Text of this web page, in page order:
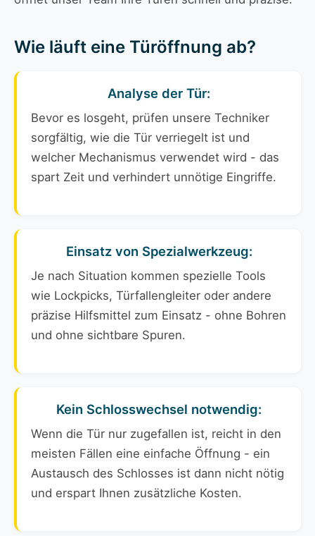
Wie läuft eine Türöffnung ab?
Analyse der Tür:
Bevor es losgeht, prüfen unsere Techniker
sorgfältig, wie die Tür verriegelt ist und
welcher Mechanismus verwendet wird - das
spart Zeit und verhindert unnötige Eingriffe.
Einsatz von Spezialwerkzeug:
Je nach Situation kommen spezielle Tools
wie Lockpicks, Türfallengleiter oder andere
präzise Hilfsmittel zum Einsatz - ohne Bohren
und ohne sichtbare Spuren.
Kein Schlosswechsel notwendig:
Wenn die Tür nur zugefallen ist, reicht in den
meisten Fällen eine einfache Öffnung - ein
Austausch des Schlosses ist dann nicht nötig
und erspart Ihnen zusätzliche Kosten.